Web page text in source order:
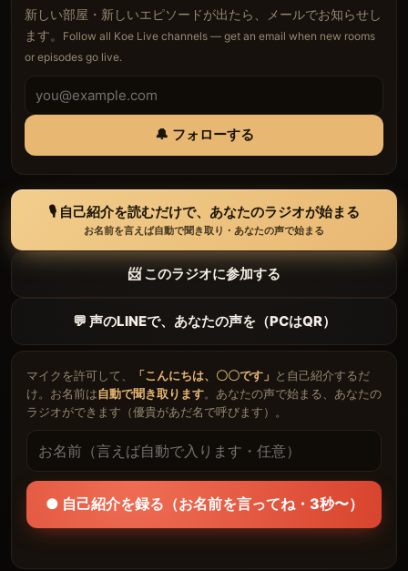
新しい部屋・新しいエピソードが出たら、メールでお知らせし
ます。
Follow all Koe Live channels — get an email when new rooms
or episodes go live.
🔔 フォローする
🎙 自己紹介を読むだけで、あなたのラジオが始まる
お名前を言えば自動で聞き取り・あなたの声で始まる
📨 このラジオに参加する
💬 声のLINEで、あなたの声を（PCはQR）
マイクを許可して、 「こんにちは、〇〇です」 と自己紹介するだ
け。お名前は自動で聞き取ります。あなたの声で始まる、あなたの
ラジオができます（優貴があだ名で呼びます）。
● 自己紹介を録る（お名前を言ってね・3秒〜）